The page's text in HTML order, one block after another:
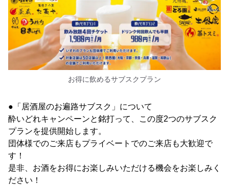
お得に飲めるサブスクプラン
●「居酒屋のお遍路サブスク」について
酔いどれキャンペーンと銘打って、この度2つのサブスク
プランを提供開始します。
団体様でのご来店もプライベートでのご来店も大歓迎で
す！
是非、お酒をお得にお楽しみいただける機会をお楽しみく
ださい！